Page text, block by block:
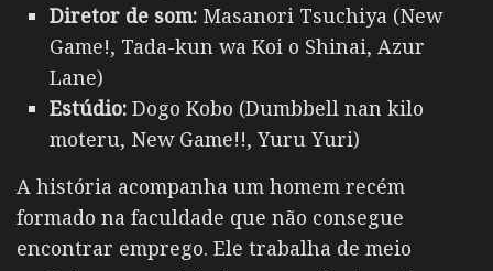
Diretor de som: Masanori Tsuchiya (New
Game!, Tada-kun wa Koi o Shinai, Azur
Lane)
Estúdio: Dogo Kobo (Dumbbell nan kilo
moteru, New Game!!, Yuru Yuri)
A história acompanha um homem recém
formado na faculdade que não consegue
encontrar emprego. Ele trabalha de meio